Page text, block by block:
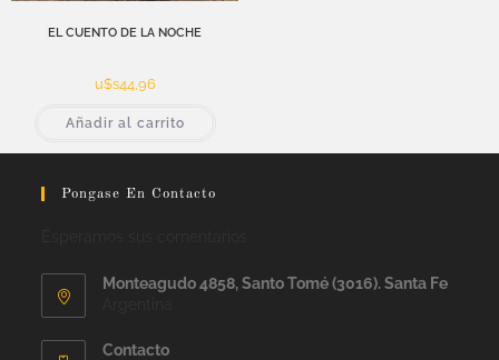
EL CUENTO DE LA NOCHE
u$s44,96
Añadir al carrito
Pongase En Contacto
Monteagudo 4858, Santo Tomé (3016). Santa Fe
Contacto